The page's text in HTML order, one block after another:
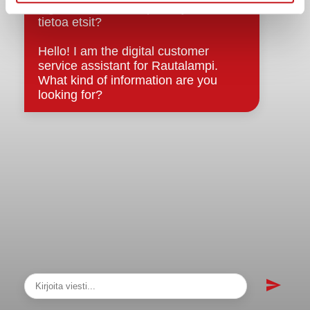
sopimukset
Asiakirjajulkisuuskuvaus
Evästeet
Saavutettavuusseloste
Tietosuoja
Tietosuojaselosteet